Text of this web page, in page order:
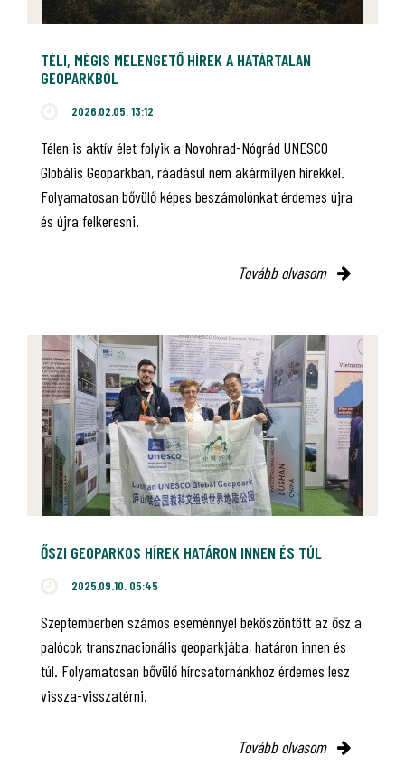
TÉLI, MÉGIS MELENGETŐ HÍREK A HATÁRTALAN
GEOPARKBÓL
2026.02.05. 13:12
Télen is aktív élet folyik a Novohrad-Nógrád UNESCO
Globális Geoparkban, ráadásul nem akármilyen hírekkel.
Folyamatosan bővülő képes beszámolónkat érdemes újra
és újra felkeresni.
Tovább olvasom
ŐSZI GEOPARKOS HÍREK HATÁRON INNEN ÉS TÚL
2025.09.10. 05:45
Szeptemberben számos eseménnyel beköszöntött az ősz a
palócok transznacionális geoparkjába, határon innen és
túl. Folyamatosan bővülő hírcsatornánkhoz érdemes lesz
vissza-visszatérni.
Tovább olvasom